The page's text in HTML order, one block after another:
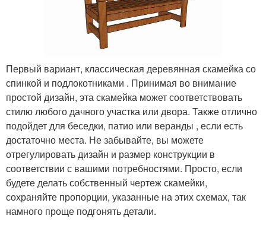
Первый вариант, классическая деревянная скамейка со
спинкой и подлокотниками . Принимая во внимание
простой дизайн, эта скамейка может соответствовать
стилю любого дачного участка или двора. Также отлично
подойдет для беседки, патио или веранды , если есть
достаточно места. Не забывайте, вы можете
отрегулировать дизайн и размер конструкции в
соответствии с вашими потребностями. Просто, если
будете делать собственный чертеж скамейки,
сохраняйте пропорции, указанные на этих схемах, так
намного проще подгонять детали.